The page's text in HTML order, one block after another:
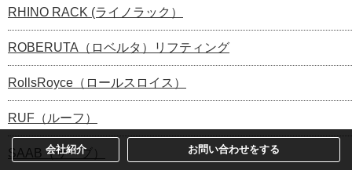
RHINO RACK (ライノラック）
ROBERUTA（ロベルタ）リフティング
RollsRoyce（ロールスロイス）
RUF（ルーフ）
SAAB（サーブ）
会社紹介 お問い合わせをする